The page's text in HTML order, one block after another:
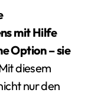
mit Hilfe
Option – sie
diesem
nur den